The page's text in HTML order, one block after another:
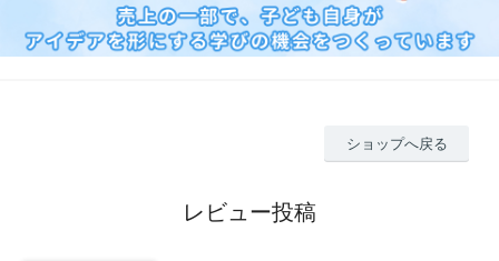
ショップへ戻る
レビュー投稿